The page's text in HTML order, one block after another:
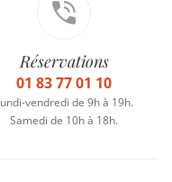
Réservations
01 83 77 01 10
vendredi de 9h à 19h.
Samedi de 10h à 18h.